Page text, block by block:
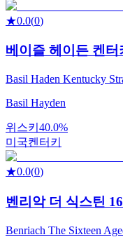
★0.0(0)
베이즐 헤이든 켄
Basil Haden Kentucky
Basil Hayden
위스키 40.0%
미국켄터키
★0.0(0)
벤리악 더 식스틴
Benriach The Sixteen